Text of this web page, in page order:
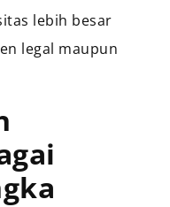
lebih besar
legal maupun